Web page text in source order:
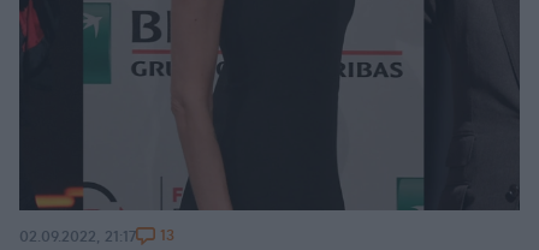
02.09.2022, 21:17 13